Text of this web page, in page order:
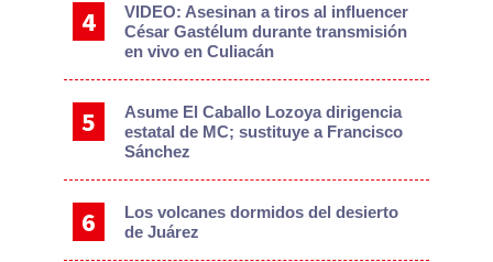
VIDEO: Asesinan a tiros al influencer
César Gastélum durante transmisión
en vivo en Culiacán
Asume El Caballo Lozoya dirigencia
estatal de MC; sustituye a Francisco
Sánchez
Los volcanes dormidos del desierto
de Juárez